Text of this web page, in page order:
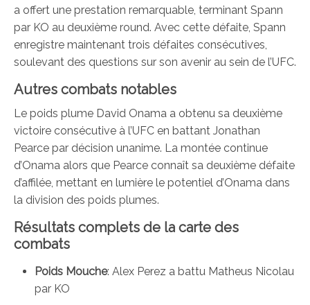
a offert une prestation remarquable, terminant Spann
par KO au deuxième round. Avec cette défaite, Spann
enregistre maintenant trois défaites consécutives,
soulevant des questions sur son avenir au sein de l’UFC.
Autres combats notables
Le poids plume David Onama a obtenu sa deuxième
victoire consécutive à l’UFC en battant Jonathan
Pearce par décision unanime. La montée continue
d’Onama alors que Pearce connaît sa deuxième défaite
d’affilée, mettant en lumière le potentiel d’Onama dans
la division des poids plumes.
Résultats complets de la carte des
combats
Poids Mouche: Alex Perez a battu Matheus Nicolau
par KO